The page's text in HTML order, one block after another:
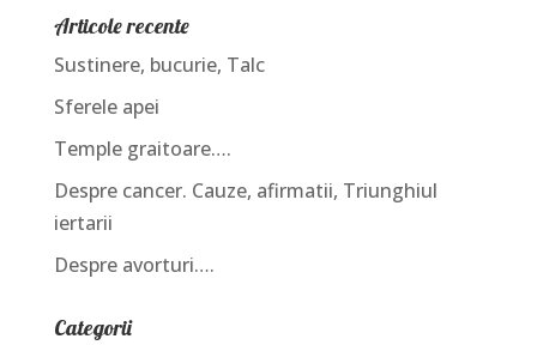
Articole recente
Sustinere, bucurie, Talc
Sferele apei
Temple graitoare….
Despre cancer. Cauze, afirmatii, Triunghiul
iertarii
Despre avorturi….
Categorii